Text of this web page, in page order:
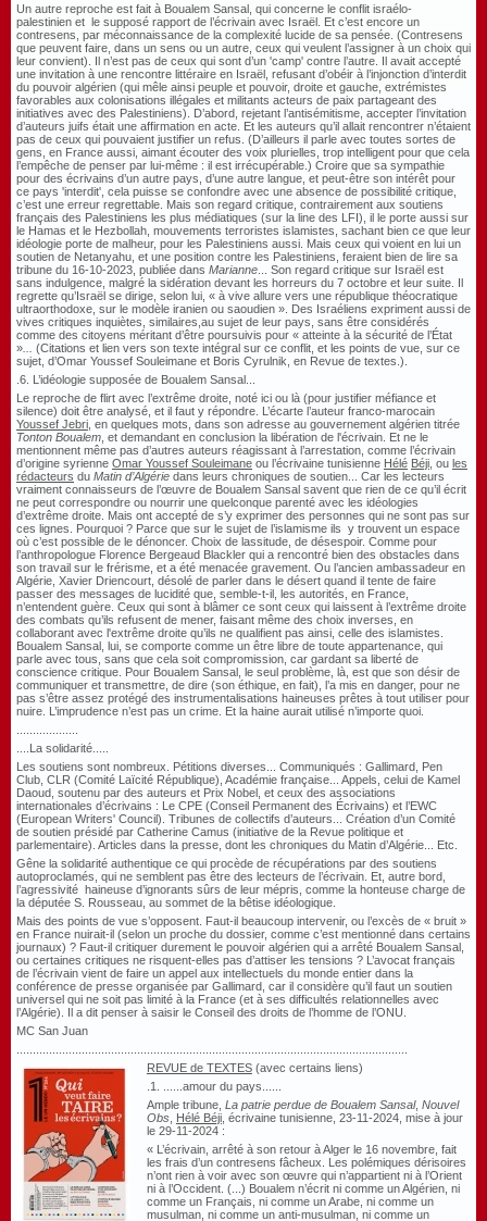
Un autre reproche est fait à Boualem Sansal, qui concerne le conflit israélo-
palestinien et le supposé rapport de l’écrivain avec Israël . Et c’est encore un
contresens, par méconnaissance de la complexité lucide de sa pensée. (Contresens
que peuvent faire, dans un sens ou un autre, ceux qui veulent l’assigner à un choix qui
leur convient). Il n’est pas de ceux qui sont d’un 'camp' contre l’autre. Il avait accepté
une invitation à une rencontre littéraire en Israël, refusant d’obéir à l’injonction d’interdit
du pouvoir algérien (qui mêle ainsi peuple et pouvoir, droite et gauche, extrémistes
favorables aux colonisations illégales et militants acteurs de paix partageant des
initiatives avec des Palestiniens). D’abord, rejetant l’antisémitisme, accepter l’invitation
d’auteurs juifs était une affirmation en acte. Et les auteurs qu’il allait rencontrer n’étaient
pas de ceux qui pouvaient justifier un refus. (D’ailleurs il parle avec toutes sortes de
gens, en France aussi, aimant écouter des voix plurielles, trop intelligent pour que cela
l’empêche de penser par lui-même : il est irrécupérable.) Croire que sa sympathie
pour des écrivains d’un autre pays, d’une autre langue, et peut-être son intérêt pour
ce pays 'interdit', cela puisse se confondre avec une absence de possibilité critique,
c’est une erreur regrettable. Mais son regard critique, contrairement aux soutiens
français des Palestiniens les plus médiatiques (sur la line des LFI), il le porte aussi sur
le Hamas et le Hezbollah, mouvements terroristes islamistes, sachant bien ce que leur
idéologie porte de malheur, pour les Palestiniens aussi. Mais ceux qui voient en lui un
soutien de Netanyahu, et une position contre les Palestiniens, feraient bien de lire sa
tribune du 16-10-2023, publiée dans Marianne ... Son regard critique sur Israël est
sans indulgence, malgré la sidération devant les horreurs du 7 octobre et leur suite. Il
regrette qu’Israël se dirige, selon lui, « à vive allure vers une république théocratique
ultraorthodoxe, sur le modèle iranien ou saoudien » Des Israéliens expriment aussi de
vives critiques inquiètes, similaires,au sujet de leur pays, sans être considérés
comme des citoyens méritant d’être poursuivis pour « atteinte à la sécurité de l’État
»
(Citations et lien vers son texte intégral sur ce conflit, et les points de vue, sur ce
sujet, d’Omar Youssef Souleimane et Boris Cyrulnik, en Revue de textes.).
.6. L’idéologie supposée de Boualem Sansal...
Le reproche de flirt avec l’extrême droite, noté ici ou là (pour justifier méfiance et
silence) doit être analysé, et il faut y répondre. L’écarte l’auteur franco-marocain
Youssef Jebri , en quelques mots, dans son adresse au gouvernement algérien titrée
Tonton Boualem , et demandant en conclusion la libération de l'écrivain. Et ne le
mentionnent même pas d’autres auteurs réagissant à l’arrestation, comme l’écrivain
d’origine syrienne Omar Youssef Souleimane ou l’écrivaine tunisienne Hélé Béji , ou les
rédacteurs du Matin d’Algérie dans leurs chroniques de soutien... Car les lecteurs
vraiment connaisseurs de l’œuvre de Boualem Sansal savent que rien de ce qu’il écrit
ne peut correspondre ou nourrir une quelconque parenté avec les idéologies
d’extrême droite. Mais ont accepté de s’y exprimer des personnes qui ne sont pas sur
ces lignes. Pourquoi ? Parce que sur le sujet de l’islamisme ils y trouvent un espace
où c’est possible de le dénoncer. Choix de lassitude, de désespoir. Comme pour
l’anthropologue Florence Bergeaud Blackler qui a rencontré bien des obstacles dans
son travail sur le frérisme, et a été menacée gravement. Ou l’ancien ambassadeur en
Algérie, Xavier Driencourt, désolé de parler dans le désert quand il tente de faire
passer des messages de lucidité que, semble-t-il, les autorités, en France,
n’entendent guère. Ceux qui sont à blâmer ce sont ceux qui laissent à l’extrême droite
des combats qu’ils refusent de mener, faisant même des choix inverses, en
collaborant avec l'extrême droite qu’ils ne qualifient pas ainsi, celle des islamistes.
Boualem Sansal, lui, se comporte comme un être libre de toute appartenance, qui
parle avec tous, sans que cela soit compromission, car gardant sa liberté de
conscience critique. Pour Boualem Sansal, le seul problème, là, est que son désir de
communiquer et transmettre, de dire (son éthique, en fait), l’a mis en danger, pour ne
pas s’être assez protégé des instrumentalisations haineuses prêtes à tout utiliser pour
nuire. L’imprudence n’est pas un crime. Et la haine aurait utilisé n’importe quoi.
....La solidarité.....
Les soutiens sont nombreux. Pétitions diverses... Communiqués : Gallimard, Pen
Club, CLR (Comité Laïcité République), Académie française... Appels, celui de Kamel
Daoud, soutenu par des auteurs et Prix Nobel, et ceux des associations
internationales d’écrivains : Le CPE (Conseil Permanent des Écrivains) et l’EWC
(European Writers' Council). Tribunes de collectifs d’auteurs... Création d’un Comité
de soutien présidé par Catherine Camus (initiative de la Revue politique et
parlementaire). Articles dans la presse, dont les chroniques du Matin d’Algérie... Etc.
Gêne la solidarité authentique ce qui procède de récupérations par des soutiens
autoproclamés, qui ne semblent pas être des lecteurs de l’écrivain. Et, autre bord,
l’agressivité haineuse d’ignorants sûrs de leur mépris, comme la honteuse charge de
la députée S. Rousseau, au sommet de la bêtise idéologique.
Mais des points de vue s’opposent. Faut-il beaucoup intervenir, ou l’excès de « bruit »
en France nuirait-il (selon un proche du dossier, comme c’est mentionné dans certains
journaux) ? Faut-il critiquer durement le pouvoir algérien qui a arrêté Boualem Sansal,
ou certaines critiques ne risquent-elles pas d’attiser les tensions ? L’avocat français
de l’écrivain vient de faire un appel aux intellectuels du monde entier dans la
conférence de presse organisée par Gallimard, car il considère qu’il faut un soutien
universel qui ne soit pas limité à la France (et à ses difficultés relationnelles avec
l’Algérie). Il a dit penser à saisir le Conseil des droits de l’homme de l’ONU.
MC San Juan
REVUE de TEXTES(avec certains liens)
.1. ......amour du pays......
Ample tribune, La patrie perdue de Boualem Sansal, Nouvel
Obs, Hélé Béji, écrivaine tunisienne, 23-11-2024, mise à jour
le 29-11-2024 :
« L’écrivain, arrêté à son retour à Alger le 16 novembre, fait
les frais d’un contresens fâcheux. Les polémiques dérisoires
n’ont rien à voir avec son œuvre qui n’appartient ni à l’Orient
ni à l’Occident. (...) Boualem n’écrit ni comme un Algérien, ni
comme un Français, ni comme un Arabe, ni comme un
musulman, ni comme un anti-musulman, ni comme un